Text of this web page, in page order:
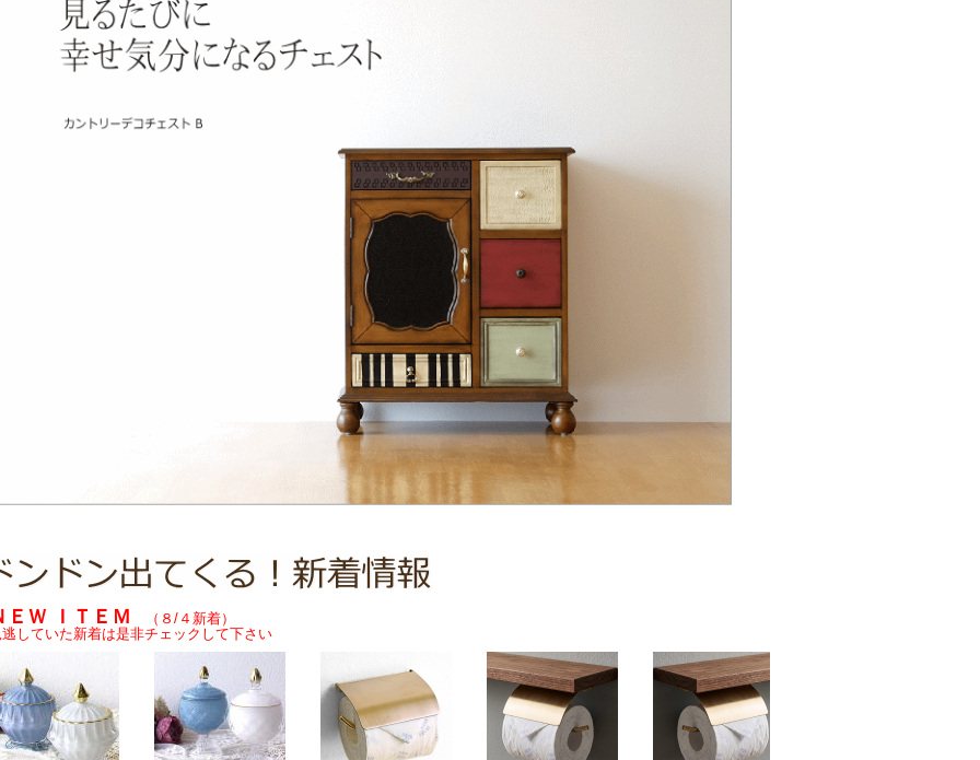
ＥＷ ＩＴＥＭ
（８/４新着）
していた新着は是非チェックして下さい